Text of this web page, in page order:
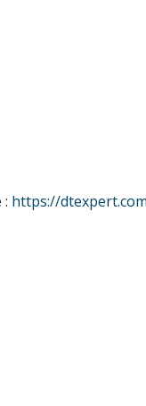
https://